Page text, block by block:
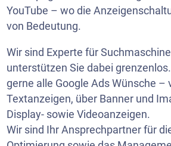
YouTube – wo die
von Bedeutung.
Wir sind Experte für
unterstützen Sie dabei
gerne alle Google Ads Wünsche –
Textanzeigen, über Banner und
Display- sowie Videoanzeigen.
Wir sind Ihr Ansprechpartner für